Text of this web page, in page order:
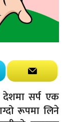
देशमा सर्प एक
रूपमा लिने